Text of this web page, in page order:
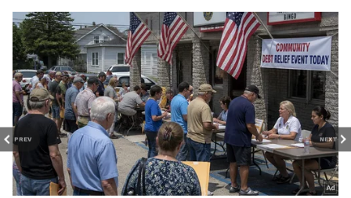
PREV NEXT
ஆனால் இந்த
மாவட்டங்களில் வெப்பம்
அதிகரிக்கும்! முழு
அப்டேட் இதோ
மழையில் நனைந்தபடி
அமைச்சர் ஆதவ்
அர்ஜுனா அதிரடி ஆய்வு !